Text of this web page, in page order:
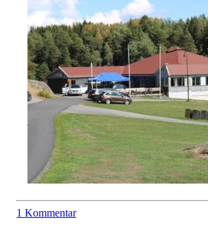
1 Kommentar